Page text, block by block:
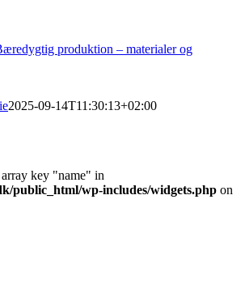
produktion – materialer og
2025-09-14T11:30:13+02:00
key "name" in
public_html/wp-includes/widgets.php on